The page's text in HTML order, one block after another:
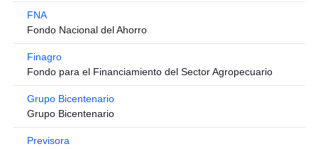
FNA
Fondo Nacional del Ahorro
Finagro
Fondo para el Financiamiento del Sector Agropecuario
Grupo Bicentenario
Grupo Bicentenario
Previsora